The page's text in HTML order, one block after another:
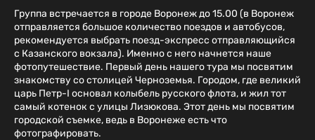
Группа встречается в городе Воронеж до 15.00 (в Воронеж
отправляется большое количество поездов и автобусов,
рекомендуется выбрать поезд-экспресс отправляющийся
с Казанского вокзала). Именно с него начнется наше
фотопутешествие. Первый день нашего тура мы посвятим
знакомству со столицей Черноземья. Городом, где великий
царь Петр-I основал колыбель русского флота, и жил тот
самый котенок с улицы Лизюкова. Этот день мы посвятим
городской съемке, ведь в Воронеже есть что
фотографировать.